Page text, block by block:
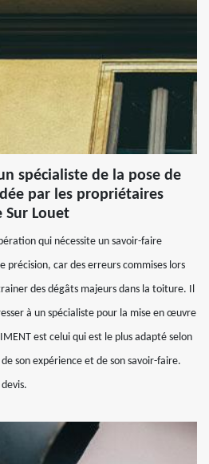
un spécialiste de la pose de
par les propriétaires
Sur Louet
qui nécessite un savoir-faire
précision, car des erreurs commises lors
des dégâts majeurs dans la toiture. Il
à un spécialiste pour la mise en œuvre
est celui qui est le plus adapté selon
son expérience et de son savoir-faire.